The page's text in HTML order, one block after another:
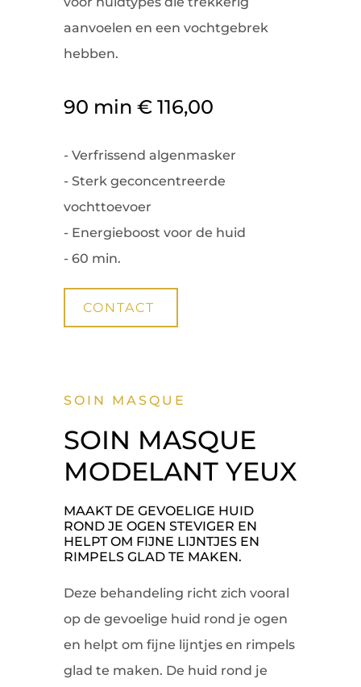
aanvoelen en een vochtgebrek
hebben.
90 min € 116,00
- Verfrissend algenmasker
- Sterk geconcentreerde
vochttoevoer
- Energieboost voor de huid
- 60 min.
CONTACT
SOIN MASQUE
SOIN MASQUE
MODELANT YEUX
MAAKT DE GEVOELIGE HUID
ROND JE OGEN STEVIGER EN
HELPT OM FIJNE LIJNTJES EN
RIMPELS GLAD TE MAKEN.
Deze behandeling richt zich vooral
op de gevoelige huid rond je ogen
en helpt om fijne lijntjes en rimpels
glad te maken. De huid rond je